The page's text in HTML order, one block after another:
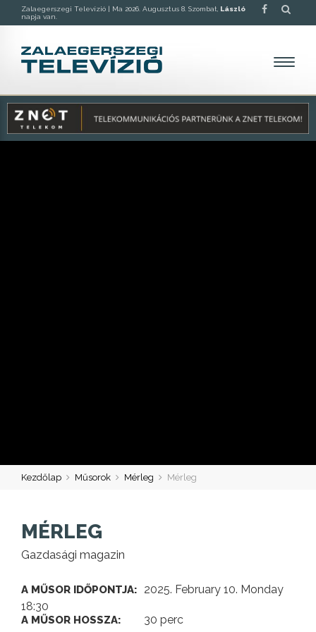
Zalaegerszegi Televízió | Ma 2026. Augusztus 8. Szombat, László
napja van.
Kezdőlap Műsorok Mérleg Mérleg
MÉRLEG
Gazdasági magazin
A MŰSOR IDŐPONTJA:
2025. February 10. Monday
18:30
A MŰSOR HOSSZA: 30 perc